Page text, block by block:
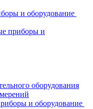
и оборудование
приборы и
оборудования
и оборудование